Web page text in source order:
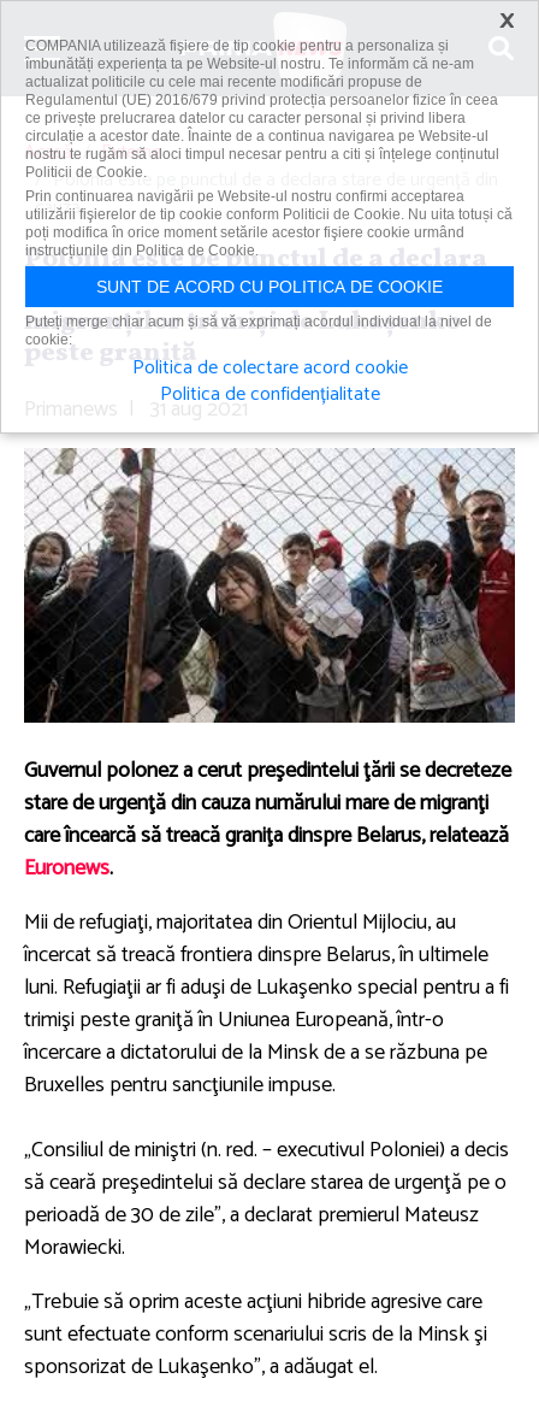
Acasă
Externe
Polonia este pe punctul de a declara stare de urgenţă din
cauza...
Polonia este pe punctul de a declara
stare de urgenţă din cauza
migranţilor trimişi de Lukaşenko
peste graniţă
Primanews | 31 aug 2021
Guvernul polonez a cerut preşedintelui ţării se decreteze
stare de urgenţă din cauza numărului mare de migranţi
care încearcă să treacă graniţa dinspre Belarus, relatează
Euronews.
Mii de refugiaţi, majoritatea din Orientul Mijlociu, au
încercat să treacă frontiera dinspre Belarus, în ultimele
luni. Refugiaţii ar fi aduşi de Lukaşenko special pentru a fi
trimişi peste graniţă în Uniunea Europeană, într-o
încercare a dictatorului de la Minsk de a se răzbuna pe
Bruxelles pentru sancţiunile impuse.
„Consiliul de miniştri (n. red. – executivul Poloniei) a decis
să ceară preşedintelui să declare starea de urgenţă pe o
perioadă de 30 de zile”, a declarat premierul Mateusz
Morawiecki.
„Trebuie să oprim aceste acţiuni hibride agresive care
sunt efectuate conform scenariului scris de la Minsk şi
sponsorizat de Lukaşenko”, a adăugat el.
×
COMPANIA utilizează fişiere de tip cookie pentru a personaliza și
îmbunătăți experiența ta pe Website-ul nostru. Te informăm că ne-am
actualizat politicile cu cele mai recente modificări propuse de
Regulamentul (UE) 2016/679 privind protecția persoanelor fizice în ceea
ce privește prelucrarea datelor cu caracter personal și privind libera
circulație a acestor date. Înainte de a continua navigarea pe Website-ul
nostru te rugăm să aloci timpul necesar pentru a citi și înțelege conținutul
Politicii de Cookie.
Prin continuarea navigării pe Website-ul nostru confirmi acceptarea
utilizării fişierelor de tip cookie conform Politicii de Cookie. Nu uita totuși că
poți modifica în orice moment setările acestor fişiere cookie urmând
instrucțiunile din Politica de Cookie.
SUNT DE ACORD CU POLITICA DE COOKIE
Puteți merge chiar acum și să vă exprimați acordul individual la nivel de
cookie:
Politica de colectare acord cookie
Politica de confidențialitate